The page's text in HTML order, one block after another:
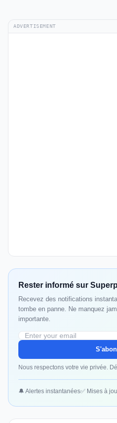
ADVERTISEMENT
Rester informé sur
Recevez des notifications
tombe en panne. Ne manquez
importante.
Nous respectons votre vie privée.
🔔 Alertes instantanées✅ Mises à